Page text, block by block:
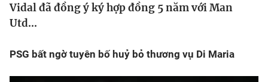
Sự kiện
Bóng đá
Vidal đã đồng ý ký hợp đồng 5 năm với Man
Utd...
PSG bất ngờ tuyên bố huỷ bỏ thương vụ Di Maria